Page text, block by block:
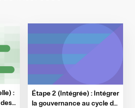
:
Étape 2 (Intégrée) : Intégrer
la gouvernance au cycle de